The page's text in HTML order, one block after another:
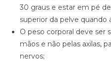
30 graus e estar em pé
superior da pelve quando
O peso corporal deve ser
mãos e não pelas axilas,
nervos;